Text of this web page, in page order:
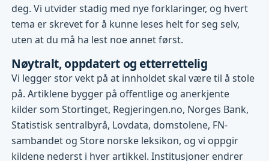
deg. Vi utvider stadig med nye forklaringer, og hvert
tema er skrevet for å kunne leses helt for seg selv,
uten at du må ha lest noe annet først.
Nøytralt, oppdatert og etterrettelig
Vi legger stor vekt på at innholdet skal være til å stole
på. Artiklene bygger på offentlige og anerkjente
kilder som Stortinget, Regjeringen.no, Norges Bank,
Statistisk sentralbyrå, Lovdata, domstolene, FN-
sambandet og Store norske leksikon, og vi oppgir
kildene nederst i hver artikkel. Institusjoner endrer